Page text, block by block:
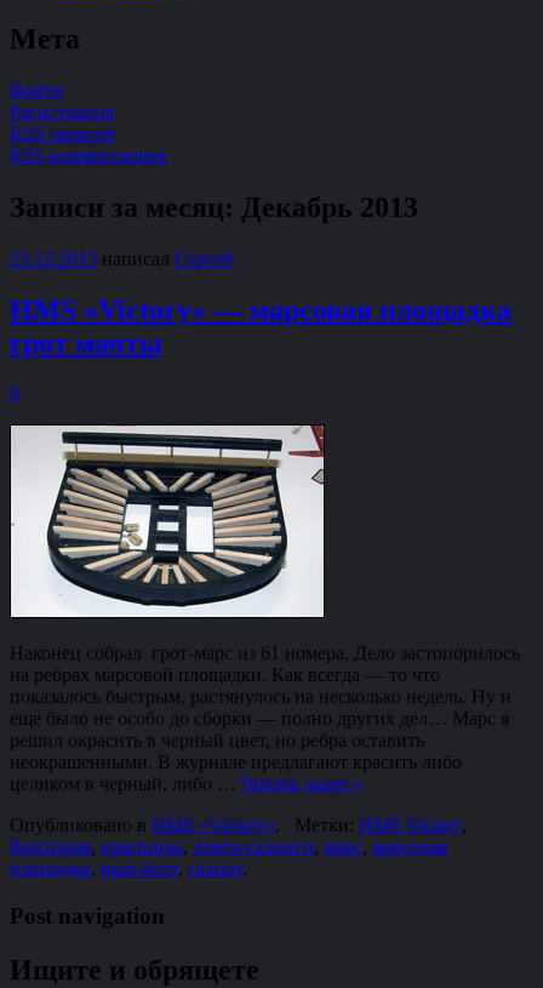
Мета
Войти
Регистрация
RSS записей
RSS комментариев
Записи за месяц: Декабрь 2013
23.12.2013 написал Сергей
HMS «Victory» — марсовая площадка
грот мачты
0
Наконец собрал грот-марс из 61 номера. Дело застопорилось
на ребрах марсовой площадки. Как всегда — то что
показалось быстрым, растянулось на несколько недель. Ну и
еще было не особо до сборки — полно других дел… Марс я
решил окрасить в черный цвет, но ребра оставить
неокрашенными. В журнале предлагают красить либо
целиком в черный, либо … Читать далее »
Опубликовано в HMS «Victory». Метки: HMS Victory,
Виктория, краспицы, лонга-салинги, марс, марсовая
площадка, рым-болт, салинг.
Post navigation
Ищите и обрящете